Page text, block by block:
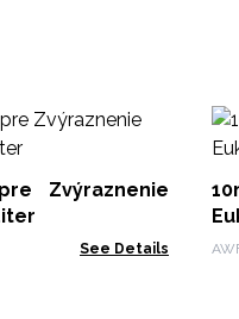
Zvýraznenie
See Details